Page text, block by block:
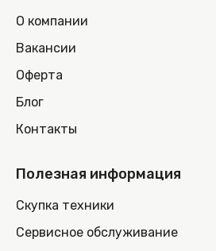
О компании
Вакансии
Оферта
Блог
Контакты
Полезная информация
Скупка техники
Сервисное обслуживание